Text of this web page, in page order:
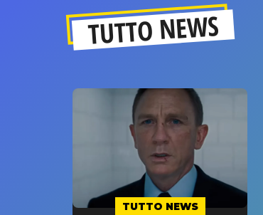
TUTTO NEWS
TUTTO NEWS